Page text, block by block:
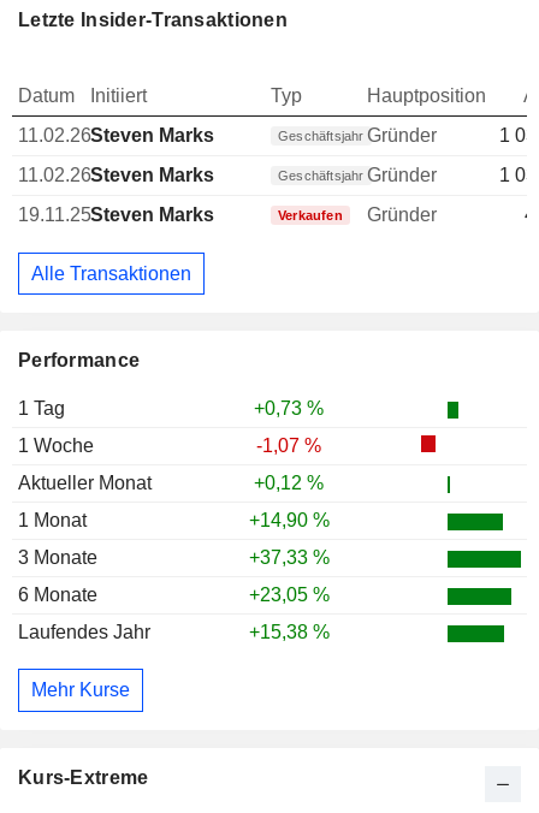
Performance
1 Tag
+0,73 %
1 Woche
-1,07 %
Aktueller Monat
+0,12 %
1 Monat
+14,90 %
3 Monate
+37,33 %
6 Monate
+23,05 %
Laufendes Jahr
+15,38 %
Mehr Kurse
Kurs-Extreme
Letzte Insider-Transaktionen
Datum Initiiert Typ Hauptposition
11.02.26Steven Marks Geschäftsjahr Gründer
1
11.02.26Steven Marks Geschäftsjahr Gründer
1
19.11.25Steven Marks Verkaufen Gründer
Alle Transaktionen